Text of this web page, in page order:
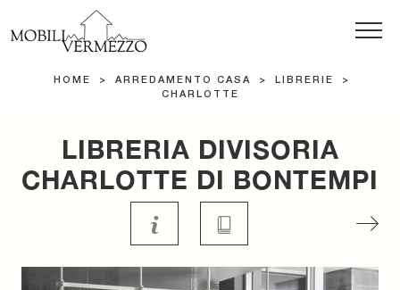
HOME > ARREDAMENTO CASA > LIBRERIE
>
CHARLOTTE
LIBRERIA DIVISORIA
CHARLOTTE DI BONTEMPI